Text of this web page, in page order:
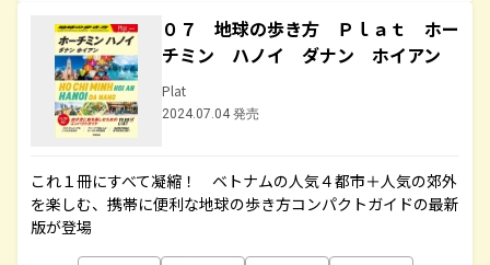
０７ 地球の歩き方 Ｐｌａｔ ホー
チミン ハノイ ダナン ホイアン
Plat
2024.07.04 発売
これ１冊にすべて凝縮！ ベトナムの人気４都市＋人気の郊外
を楽しむ、携帯に便利な地球の歩き方コンパクトガイドの最新
版が登場